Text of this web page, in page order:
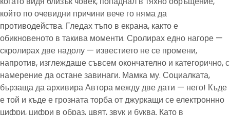
който по очевидни причини вече го няма да
противодейства. Гледах тъпо в екрана, както е
обикновеното в такива моменти. Сролирах едно нагоре —
скролирах две надолу — известието не се промени,
напротив, изглеждаше съвсем окончателно и категорично, с
намерение да остане завинаги. Мамка му. Социалката,
бързаща да архивира Автора между две дати — него! Къде
е той и къде е грозната торба от джуркащи се електроннно
цифри, цифри в образ, цвят, звук и буква. Като в